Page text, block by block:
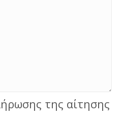
της αίτησης